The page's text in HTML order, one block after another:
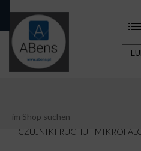
ONLINESHOP
CZUJNIKI RUCHU -